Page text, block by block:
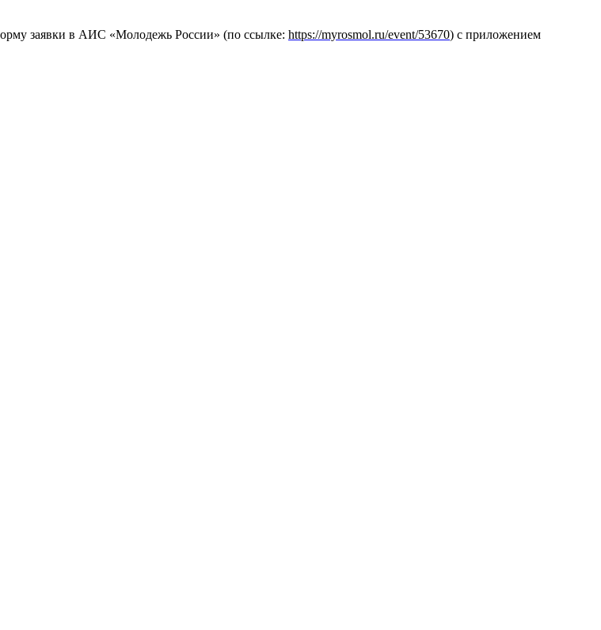
заявки в АИС «Молодежь России» (по ссылке: https://myrosmol.ru/event/53670) с приложением